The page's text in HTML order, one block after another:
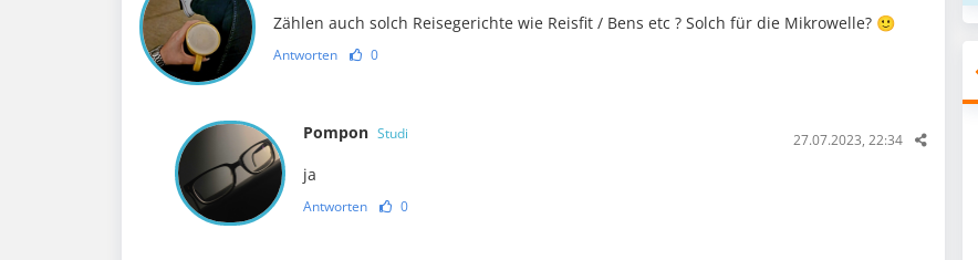
Zählen auch solch Reisegerichte wie Reisfit / Bens etc ? Solch für die Mikrowelle? 🙂
Antworten 0
Pompon Studi 27.07.2023, 22:34
ja
Antworten 0